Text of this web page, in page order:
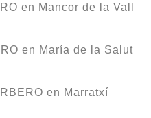
en Mancor de la Vall
en María de la Salut
en Marratxí